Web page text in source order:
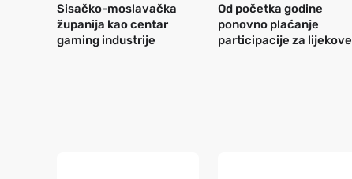
Sisačko-moslavačka
županija kao centar
gaming industrije
Od početka godine
ponovno plaćanje
participacije za lijekove